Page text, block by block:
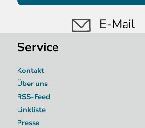
E-Mail
Service
Kontakt
Über uns
RSS-Feed
Linkliste
Presse